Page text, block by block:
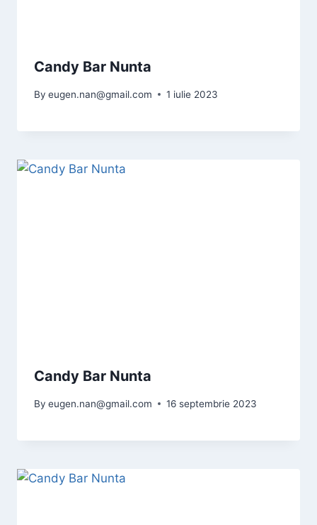
Candy Bar Nunta
By eugen.nan@gmail.com 1 iulie 2023
Candy Bar Nunta
By eugen.nan@gmail.com 16 septembrie 2023